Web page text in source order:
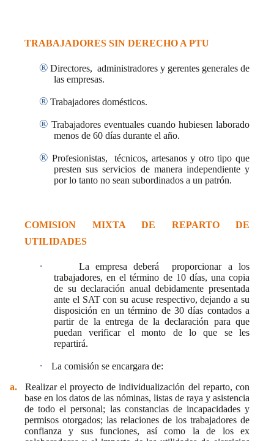
TRABAJADORES SIN DERECHO A PTU
® Directores, administradores y gerentes generales de
las empresas.
® Trabajadores domésticos.
® Trabajadores eventuales cuando hubiesen laborado
menos de 60 días durante el año.
® Profesionistas,
técnicos, artesanos y otro tipo que
presten sus servicios de manera independiente y
por lo tanto no sean subordinados a un patrón.
COMISION MIXTA DE REPARTO DE
UTILIDADES
· La empresa deberá
proporcionar a los
trabajadores, en el término de 10 días, una copia
de su declaración anual debidamente presentada
ante el SAT con su acuse respectivo, dejando a su
disposición en un término de 30 días contados a
partir de la entrega de la declaración para que
puedan verificar el monto de lo que se les
repartirá.
·
La comisión se encargara de:
a.
Realizar el proyecto de individualización del reparto, con
base en los datos de las nóminas, listas de raya y asistencia
de todo el personal; las constancias de incapacidades y
permisos otorgados; las relaciones de los trabajadores de
confianza y sus funciones, así como la de los ex